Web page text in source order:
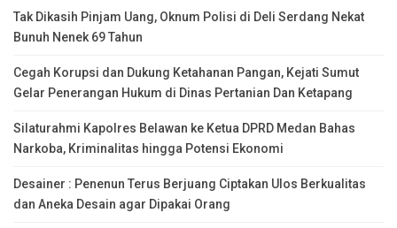
Tak Dikasih Pinjam Uang, Oknum Polisi di Deli Serdang Nekat
Bunuh Nenek 69 Tahun
Cegah Korupsi dan Dukung Ketahanan Pangan, Kejati Sumut
Gelar Penerangan Hukum di Dinas Pertanian Dan Ketapang
Silaturahmi Kapolres Belawan ke Ketua DPRD Medan Bahas
Narkoba, Kriminalitas hingga Potensi Ekonomi
Desainer : Penenun Terus Berjuang Ciptakan Ulos Berkualitas
dan Aneka Desain agar Dipakai Orang